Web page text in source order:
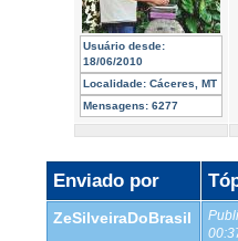
Usuário desde:
18/06/2010
Localidade: Cáceres, MT
Mensagens: 6277
Enviado por
ZeSilveiraDoBrasil